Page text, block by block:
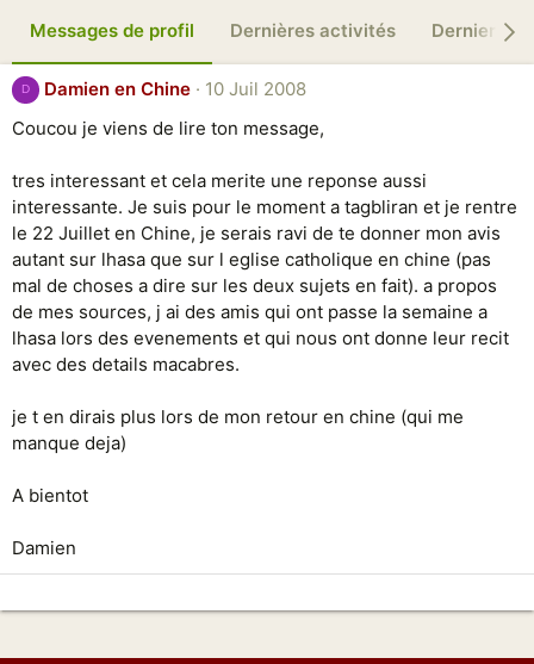
Messages de profil Dernières activités Derniers
D Damien en Chine
10 Juil 2008
Coucou je viens de lire ton message,
tres interessant et cela merite une reponse aussi
interessante. Je suis pour le moment a tagbliran et je rentre
le 22 Juillet en Chine, je serais ravi de te donner mon avis
autant sur lhasa que sur l eglise catholique en chine (pas
mal de choses a dire sur les deux sujets en fait). a propos
de mes sources, j ai des amis qui ont passe la semaine a
lhasa lors des evenements et qui nous ont donne leur recit
avec des details macabres.
je t en dirais plus lors de mon retour en chine (qui me
manque deja)
A bientot
Damien